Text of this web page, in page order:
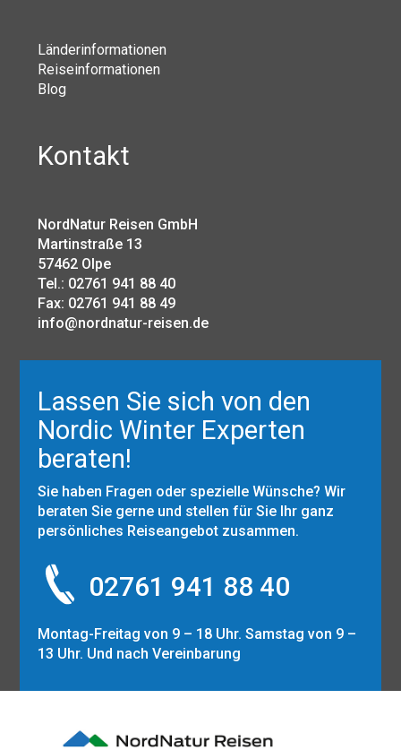
Länderinformationen
Reiseinformationen
Blog
Kontakt
NordNatur Reisen GmbH
Martinstraße 13
57462 Olpe
Tel.: 02761 941 88 40
Fax: 02761 941 88 49
info@nordnatur-reisen.de
Lassen Sie sich von den
Nordic Winter Experten
beraten!
Sie haben Fragen oder spezielle Wünsche? Wir
beraten Sie gerne und stellen für Sie Ihr ganz
persönliches Reiseangebot zusammen.
02761 941 88 40
Montag-Freitag von 9 – 18 Uhr. Samstag von 9 –
13 Uhr. Und nach Vereinbarung